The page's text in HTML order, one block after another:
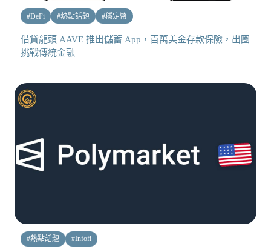
#DeFi #熱點話題 #穩定幣
借貸龍頭 AAVE 推出儲蓄 App，百萬美金存款保險，出圈
挑戰傳統金融
#熱點話題 #Infofi